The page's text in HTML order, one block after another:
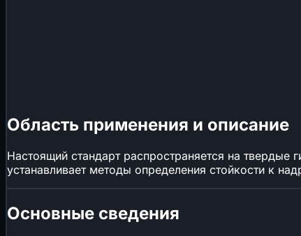
Область применения и описание
Настоящий стандарт распространяется на
устанавливает методы определения стойкости к
Основные сведения